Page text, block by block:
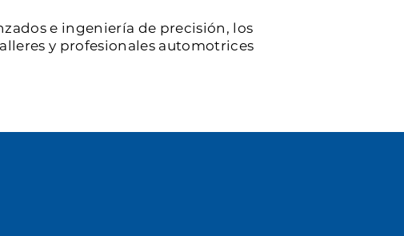
e ingeniería de precisión, los
y profesionales automotrices